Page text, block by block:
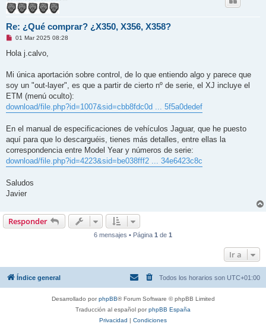
Re: ¿Qué comprar? ¿X350, X356, X358?
M
n
j
s
i
l
r
01 Mar 2025 08:28
Hola j.calvo,
Mi única aportación sobre control, de lo que entiendo algo y parece que
soy un "out-layer", es que a partir de cierto nº de serie, el XJ incluye el
ETM (menú oculto):
download/file.php?id=1007&sid=cbb8fdc0d ... 5f5a0dedef
En el manual de especificaciones de vehículos Jaguar, que he puesto
aquí para que lo descarguéis, tienes más detalles, entre ellas la
correspondencia entre Model Year y números de serie:
download/file.php?id=4223&sid=be038fff2 ... 34e6423c8c
Saludos
Javier
Responder
6 mensajes • Página 1 de 1
Ir a
Índice general Todos los horarios son UTC+01:00
Desarrollado porphpBB® Forum Software © phpBB Limited
Traducción al español porphpBB España
Privacidad | Condiciones